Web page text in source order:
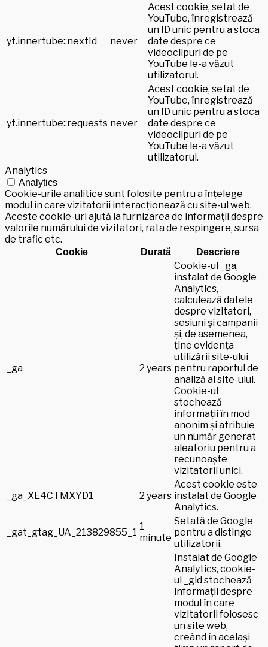
yt.innertube::nextId never
Acest cookie, setat de
YouTube, înregistrează
un ID unic pentru a stoca
date despre ce
videoclipuri de pe
YouTube le-a văzut
utilizatorul.
yt.innertube::requests never
Acest cookie, setat de
YouTube, înregistrează
un ID unic pentru a stoca
date despre ce
videoclipuri de pe
YouTube le-a văzut
utilizatorul.
Analytics
Analytics
Cookie-urile analitice sunt folosite pentru a înțelege
modul în care vizitatorii interacționează cu site-ul web.
Aceste cookie-uri ajută la furnizarea de informații despre
valorile numărului de vizitatori, rata de respingere, sursa
de trafic etc.
Cookie Durată Descriere
_ga 2 years
Cookie-ul _ga,
instalat de Google
Analytics,
calculează datele
despre vizitatori,
sesiuni și campanii
și, de asemenea,
ține evidența
utilizării site-ului
pentru raportul de
analiză al site-ului.
Cookie-ul
stochează
informații în mod
anonim și atribuie
un număr generat
aleatoriu pentru a
recunoaște
vizitatorii unici.
_ga_XE4CTMXYD1 2 years
Acest cookie este
instalat de Google
Analytics.
_gat_gtag_UA_213829855_1
1
minute
Setată de Google
pentru a distinge
utilizatorii.
Instalat de Google
Analytics, cookie-
ul _gid stochează
informații despre
modul în care
vizitatorii folosesc
un site web,
creând în același